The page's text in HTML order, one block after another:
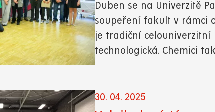
Duben se na Univerzitě
soupeření fakult v rámci
je tradiční celouniverzitní
technologická. Chemici
30. 04. 2025